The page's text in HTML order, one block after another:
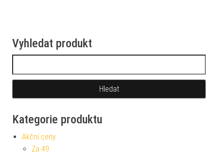
Vyhledat produkt
Kategorie produktu
Akční ceny
Za 49